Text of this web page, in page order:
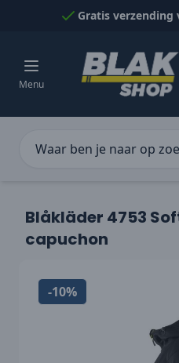
Naar inhoud gaanGratis verzending
Menu
Blåkläder 4753
capuchon
-10%